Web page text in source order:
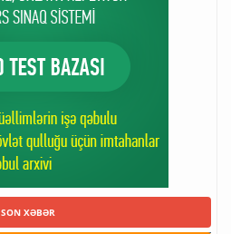
SON XƏBƏR